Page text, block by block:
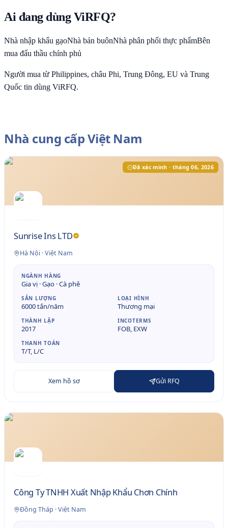
Ai đang dùng ViRFQ?
Nhà nhập khẩu gạoNhà bán buônNhà phân phối thực phẩmBên
mua đấu thầu chính phủ
Người mua từ Philippines, châu Phi, Trung Đông, EU và Trung
Quốc tin dùng ViRFQ.
Nhà cung cấp Việt Nam
Đã xác minh · tháng 06, 2026
Sunrise Ins LTD
Hà Nội ·Việt Nam
NGÀNH HÀNG
Gia vị · Gạo · Cà phê
SẢN LƯỢNG
6000 tấn/năm
LOẠI HÌNH
Thương mại
THÀNH LẬP
2017
INCOTERMS
FOB, EXW
THANH TOÁN
T/T, L/C
Xem hồ sơ Gửi RFQ
Công Ty TNHH Xuất Nhập Khẩu Chơn Chính
Đồng Tháp ·Việt Nam